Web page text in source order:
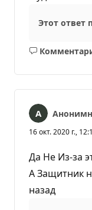
Этот ответ
Без
16 окт. 2020 г.,
Да Не Из-за
А Защитник
назад